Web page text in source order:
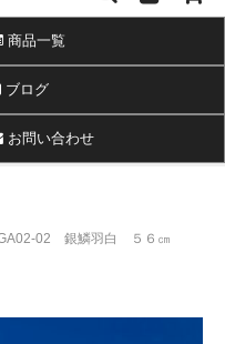
商品一覧
ブログ
お問い合わせ
02 銀鱗羽白 ５６㎝